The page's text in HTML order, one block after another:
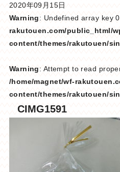
2020年09月15日
Warning: Undefined array key
rakutouen.com/public_html/
content/themes/rakutouen/
Warning: Attempt to read
/home/magnet/wf-
content/themes/rakutouen/
CIMG1591